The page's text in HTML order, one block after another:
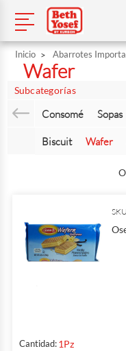
Inicio Abarrotes
Wafer
Subcategorías
Consomé Sopas
Biscuit Wafer
Cantidad: 1Pz